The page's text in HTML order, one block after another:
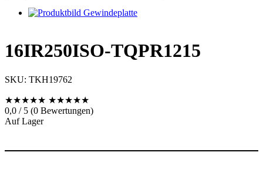
16IR250ISO-TQPR1215
SKU: TKH19762
★★★★★ ★★★★★
0,0 / 5 (0 Bewertungen)
Auf Lager